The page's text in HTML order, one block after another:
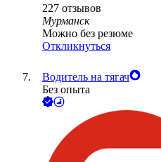
227 отзывов
Мурманск
Можно без резюме
Откликнуться
Водитель на тягач
Без опыта